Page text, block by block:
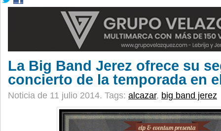
La Big Band Jerez ofrece su
concierto de la temporada en
Noticia de 11 julio 2014. Tags: alcazar, big band jerez